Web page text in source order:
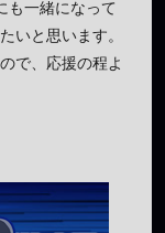
も一緒になって
いと思います。
で、応援の程よ